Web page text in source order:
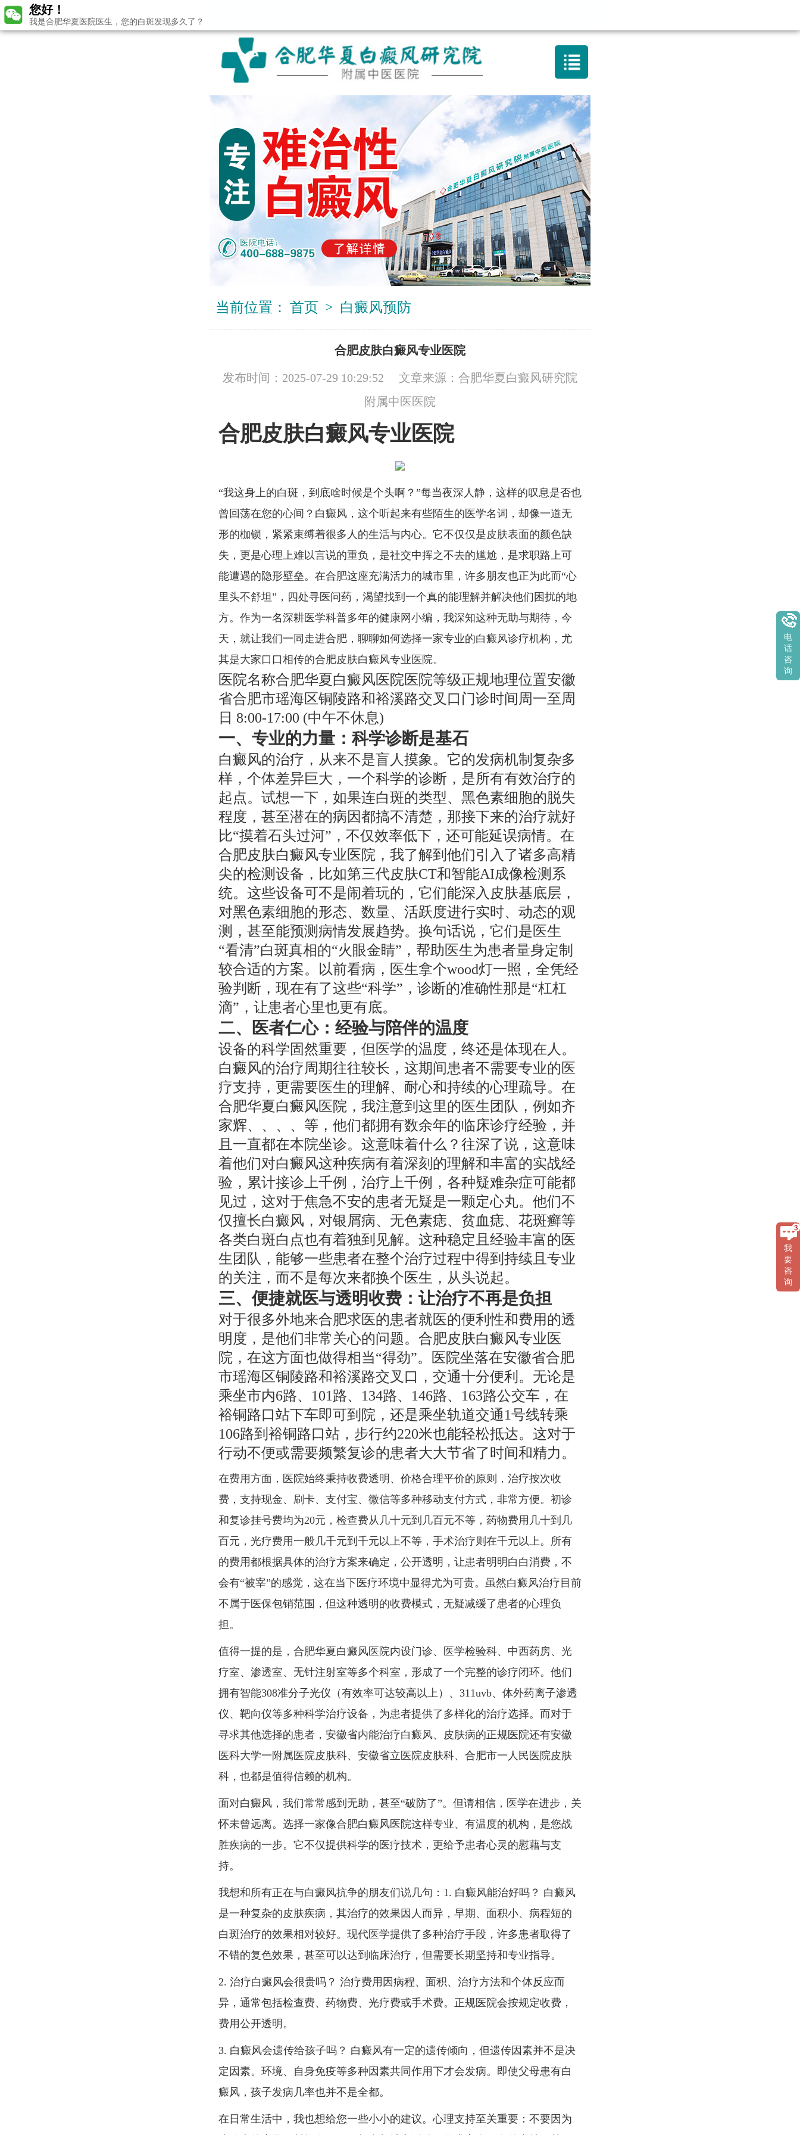
当前位置： 首页 > 白癜风预防
合肥皮肤白癜风专业医院
发布时间：2025-07-29 10:29:52 文章来源： 合肥华夏白癜风研究院
附属中医医院
合肥皮肤白癜风专业医院
“我这身上的白斑，到底啥时候是个头啊？”每当夜深人静，这样的叹息是否也
曾回荡在您的心间？白癜风，这个听起来有些陌生的医学名词，却像一道无
形的枷锁，紧紧束缚着很多人的生活与内心。它不仅仅是皮肤表面的颜色缺
失，更是心理上难以言说的重负，是社交中挥之不去的尴尬，是求职路上可
能遭遇的隐形壁垒。在合肥这座充满活力的城市里，许多朋友也正为此而“心
里头不舒坦”，四处寻医问药，渴望找到一个真的能理解并解决他们困扰的地
方。作为一名深耕医学科普多年的健康网小编，我深知这种无助与期待，今
天，就让我们一同走进合肥，聊聊如何选择一家专业的白癜风诊疗机构，尤
其是大家口口相传的合肥皮肤白癜风专业医院。
医院名称合肥华夏白癜风医院医院等级正规地理位置安徽
省合肥市瑶海区铜陵路和裕溪路交叉口门诊时间周一至周
日 8:00-17:00 (中午不休息)
一、专业的力量：科学诊断是基石
白癜风的治疗，从来不是盲人摸象。它的发病机制复杂多
样，个体差异巨大，一个科学的诊断，是所有有效治疗的
起点。试想一下，如果连白斑的类型、黑色素细胞的脱失
程度，甚至潜在的病因都搞不清楚，那接下来的治疗就好
比“摸着石头过河”，不仅效率低下，还可能延误病情。在
合肥皮肤白癜风专业医院，我了解到他们引入了诸多高精
尖的检测设备，比如第三代皮肤CT和智能AI成像检测系
统。这些设备可不是闹着玩的，它们能深入皮肤基底层，
对黑色素细胞的形态、数量、活跃度进行实时、动态的观
测，甚至能预测病情发展趋势。换句话说，它们是医生
“看清”白斑真相的“火眼金睛”，帮助医生为患者量身定制
较合适的方案。以前看病，医生拿个wood灯一照，全凭经
验判断，现在有了这些“科学”，诊断的准确性那是“杠杠
滴”，让患者心里也更有底。
二、医者仁心：经验与陪伴的温度
设备的科学固然重要，但医学的温度，终还是体现在人。
白癜风的治疗周期往往较长，这期间患者不需要专业的医
疗支持，更需要医生的理解、耐心和持续的心理疏导。在
合肥华夏白癜风医院，我注意到这里的医生团队，例如齐
家辉、、、、等，他们都拥有数余年的临床诊疗经验，并
且一直都在本院坐诊。这意味着什么？往深了说，这意味
着他们对白癜风这种疾病有着深刻的理解和丰富的实战经
验，累计接诊上千例，治疗上千例，各种疑难杂症可能都
见过，这对于焦急不安的患者无疑是一颗定心丸。他们不
仅擅长白癜风，对银屑病、无色素痣、贫血痣、花斑癣等
各类白斑白点也有着独到见解。这种稳定且经验丰富的医
生团队，能够一些患者在整个治疗过程中得到持续且专业
的关注，而不是每次来都换个医生，从头说起。
三、便捷就医与透明收费：让治疗不再是负担
对于很多外地来合肥求医的患者就医的便利性和费用的透
明度，是他们非常关心的问题。合肥皮肤白癜风专业医
院，在这方面也做得相当“得劲”。医院坐落在安徽省合肥
市瑶海区铜陵路和裕溪路交叉口，交通十分便利。无论是
乘坐市内6路、101路、134路、146路、163路公交车，在
裕铜路口站下车即可到院，还是乘坐轨道交通1号线转乘
106路到裕铜路口站，步行约220米也能轻松抵达。这对于
行动不便或需要频繁复诊的患者大大节省了时间和精力。
在费用方面，医院始终秉持收费透明、价格合理平价的原则，治疗按次收
费，支持现金、刷卡、支付宝、微信等多种移动支付方式，非常方便。初诊
和复诊挂号费均为20元，检查费从几十元到几百元不等，药物费用几十到几
百元，光疗费用一般几千元到千元以上不等，手术治疗则在千元以上。所有
的费用都根据具体的治疗方案来确定，公开透明，让患者明明白白消费，不
会有“被宰”的感觉，这在当下医疗环境中显得尤为可贵。虽然白癜风治疗目前
不属于医保包销范围，但这种透明的收费模式，无疑减缓了患者的心理负
担。
值得一提的是，合肥华夏白癜风医院内设门诊、医学检验科、中西药房、光
疗室、渗透室、无针注射室等多个科室，形成了一个完整的诊疗闭环。他们
拥有智能308准分子光仪（有效率可达较高以上）、311uvb、体外药离子渗透
仪、靶向仪等多种科学治疗设备，为患者提供了多样化的治疗选择。而对于
寻求其他选择的患者，安徽省内能治疗白癜风、皮肤病的正规医院还有安徽
医科大学一附属医院皮肤科、安徽省立医院皮肤科、合肥市一人民医院皮肤
科，也都是值得信赖的机构。
面对白癜风，我们常常感到无助，甚至“破防了”。但请相信，医学在进步，关
怀未曾远离。选择一家像合肥白癜风医院这样专业、有温度的机构，是您战
胜疾病的一步。它不仅提供科学的医疗技术，更给予患者心灵的慰藉与支
持。
我想和所有正在与白癜风抗争的朋友们说几句：1. 白癜风能治好吗？ 白癜风
是一种复杂的皮肤疾病，其治疗的效果因人而异，早期、面积小、病程短的
白斑治疗的效果相对较好。现代医学提供了多种治疗手段，许多患者取得了
不错的复色效果，甚至可以达到临床治疗，但需要长期坚持和专业指导。
2. 治疗白癜风会很贵吗？ 治疗费用因病程、面积、治疗方法和个体反应而
异，通常包括检查费、药物费、光疗费或手术费。正规医院会按规定收费，
费用公开透明。
3. 白癜风会遗传给孩子吗？ 白癜风有一定的遗传倾向，但遗传因素并不是决
定因素。环境、自身免疫等多种因素共同作用下才会发病。即使父母患有白
癜风，孩子发病几率也并不是全都。
在日常生活中，我也想给您一些小小的建议。心理支持至关重要：不要因为
我
要
咨
询
电
话
咨
询
您好！
我是合肥华夏医院医生，您的白斑发现多久了？